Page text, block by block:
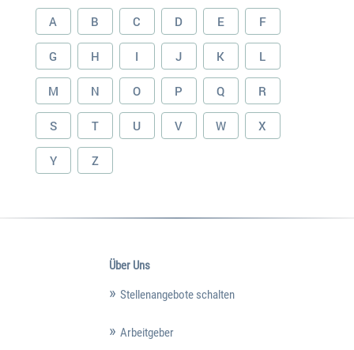
A B C D E F
G H I J K L
M N O P Q R
S T U V W X
Y Z
Über Uns
Stellenangebote schalten
Arbeitgeber